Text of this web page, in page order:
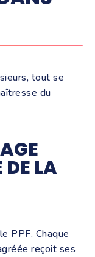
tout se
du
LA
PPF. Chaque
reçoit ses